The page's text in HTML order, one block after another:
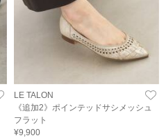
LE TALON
《追加2》ポインテッドサシメッシュ
フラット
¥9,900